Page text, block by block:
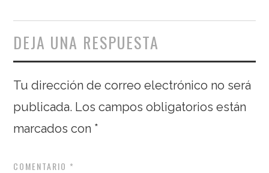
DEJA UNA RESPUESTA
Tu dirección de correo electrónico no será
publicada. Los campos obligatorios están
marcados con *
COMENTARIO *